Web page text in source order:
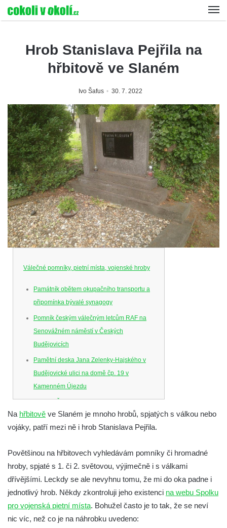
Hrob Stanislava Pejřila na
hřbitově ve Slaném
Ivo Šafus 30. 7. 2022
Válečné pomníky, pietní místa, vojenské hroby
Památník obětem okupačního transportu a
připomínka bývalé synagogy
Pomník českým válečným letcům RAF na
Senovážném náměstí v Českých
Budějovicích
Pamětní deska Jana Zelenky-Hajského v
Budějovické ulici na domě čp. 19 v
Kamenném Újezdu
Kamenném Újezdě
Kenotaf Václava B. Hájka na starém
Kenotaf Jana Mojžiše na hřbitově ve
Velešíně
Kenotaf Josefa Jílka na hřbitově ve
Na hřbitově ve Slaném je mnoho hrobů, spjatých s válkou nebo
vojáky, patří mezi ně i hrob Stanislava Pejřila.
Povětšinou na hřbitovech vyhledávám pomníky či hromadné
hroby, spjaté s 1. či 2. světovou, výjimečně i s válkami
dřívějšími. Leckdy se ale nevyhnu tomu, že mi do oka padne i
jednotlivý hrob. Někdy zkontroluji jeho existenci na webu Spolku
pro vojenská pietní místa. Bohužel často je to tak, že se neví
nic víc, než co je na náhrobku uvedeno: